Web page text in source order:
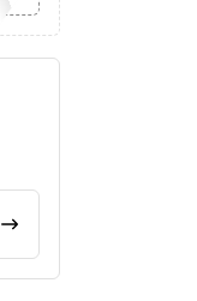
CALCULAR FRETE